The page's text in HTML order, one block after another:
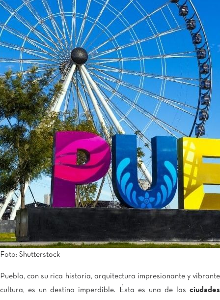
Pachuca
Camino Real Pachuca
Puebla
Quinta Real Puebla
Camino Real Puebla Angelópolis
San Luis Potosí
Real Inn San Luis Potosí
Tijuana
Real Inn Tijuana
Torreón
Real Inn Torreón
Zacatecas
Quinta Real Zacatecas
Foto: Shutterstock
Puebla, con su rica historia, arquitectura impresionante y vibrante
cultura, es un destino imperdible. Ésta es una de las ciudades